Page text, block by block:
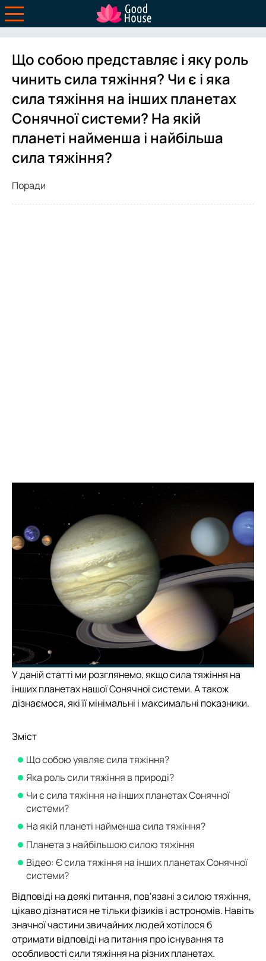
Що собою представляє і яку роль
чинить сила тяжіння? Чи є і яка
сила тяжіння на інших планетах
Сонячної системи? На якій
планеті найменша і найбільша
сила тяжіння?
Поради
У даній статті ми розглянемо, якщо сила тяжіння на
інших планетах нашої Сонячної системи. А також
дізнаємося, які її мінімальні і максимальні показники.
Зміст
Що собою уявляє сила тяжіння?
Яка роль сили тяжіння в природі?
Чи є сила тяжіння на інших планетах Сонячної
системи?
На якій планеті найменша сила тяжіння?
Планета з найбільшою силою тяжіння
Відео: Є сила тяжіння на інших планетах Сонячної
системи?
Відповіді на деякі питання, пов'язані з силою тяжіння,
цікаво дізнатися не тільки фізиків і астрономів. Навіть
значної частини звичайних людей хотілося б
отримати відповіді на питання про існування та
особливості сили тяжіння на різних планетах.